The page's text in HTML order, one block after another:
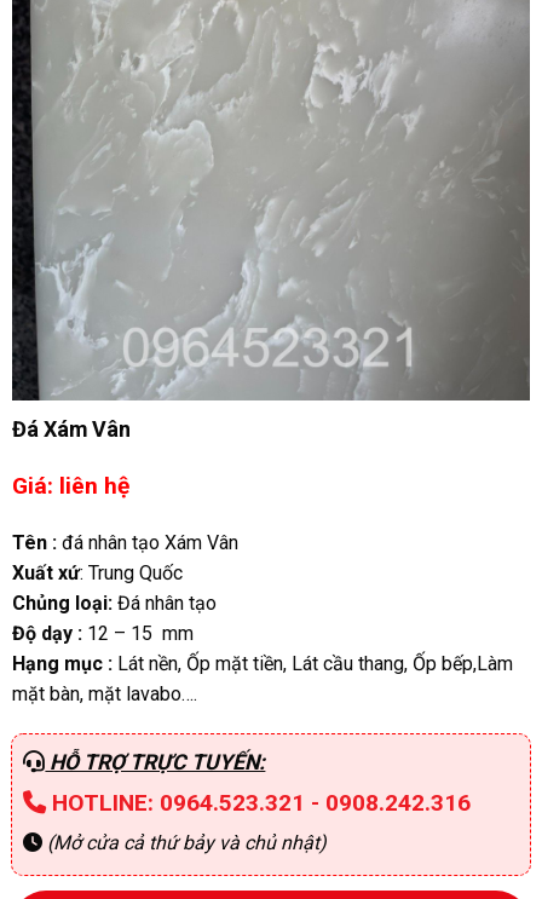
Đá Xám Vân
Giá: liên hệ
Tên : đá nhân tạo Xám Vân
Xuất xứ: Trung Quốc
Chủng loại:Đá nhân tạo
Độ dạy :12 – 15 mm
Hạng mục :Lát nền, Ốp mặt tiền, Lát cầu thang, Ốp bếp,Làm
mặt bàn, mặt lavabo….
HỖ TRỢ TRỰC TUYẾN:
HOTLINE: 0964.523.321 - 0908.242.316
(Mở cửa cả thứ bảy và chủ nhật)